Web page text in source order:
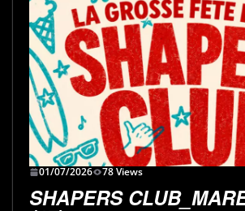
01/07/2026 78 Views
SHAPERS